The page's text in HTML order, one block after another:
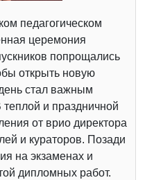
педагогическом
церемония
попрощались
открыть новую
стал важным
и праздничной
от врио директора
и кураторов. Позади
на экзаменах и
дипломных работ.